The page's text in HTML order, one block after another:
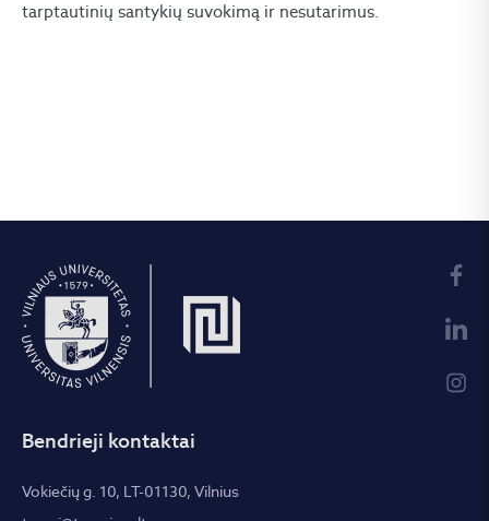
tarptautinių santykių suvokimą ir nesutarimus.
Bendrieji kontaktai
Vokiečių g. 10, LT-01130, Vilnius